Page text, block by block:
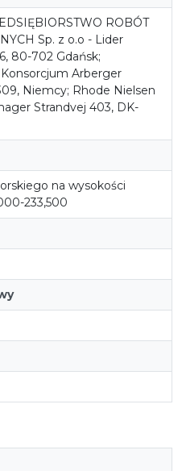
ROBÓT
Sp. z o.o - Lider
80-702 Gdańsk;
Arberger
Niemcy; Rhode Nielsen
Strandvej 403, DK-
na wysokości
233,500